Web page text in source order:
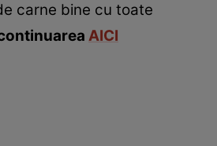
carne bine cu toate
AICI